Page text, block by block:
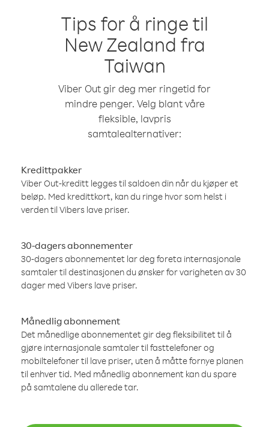
Tips for å ringe til
New Zealand fra
Taiwan
Viber Out gir deg mer ringetid for
mindre penger. Velg blant våre
fleksible, lavpris
samtalealternativer:
Kredittpakker
Viber Out-kreditt legges til saldoen din når du kjøper et
beløp. Med kredittkort, kan du ringe hvor som helst i
verden til Vibers lave priser.
30-dagers abonnementer
30-dagers abonnementet lar deg foreta internasjonale
samtaler til destinasjonen du ønsker for varigheten av 30
dager med Vibers lave priser.
Månedlig abonnement
Det månedlige abonnementet gir deg fleksibilitet til å
gjøre internasjonale samtaler til fasttelefoner og
mobiltelefoner til lave priser, uten å måtte fornye planen
til enhver tid. Med månedlig abonnement kan du spare
på samtalene du allerede tar.